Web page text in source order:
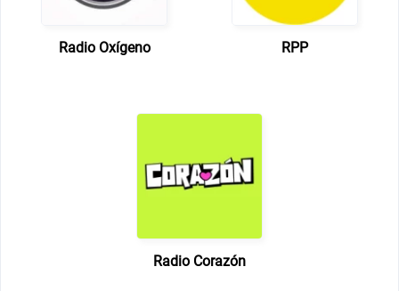
Radio Oxígeno RPP
Radio Corazón